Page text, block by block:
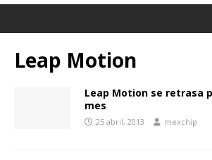
Leap Motion
Leap Motion se retrasa
mes
25 abril, 2013 mexchip